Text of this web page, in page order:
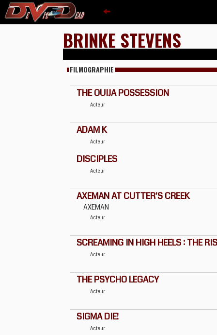
BRINKE STEVENS
FILMOGRAPHIE
THE OUIJA POSSESSION
Acteur
ADAM K
Acteur
DISCIPLES
Acteur
AXEMAN AT CUTTER'S CREEK
AXEMAN
Acteur
SCREAMING IN HIGH HEELS : THE
Acteur
THE PSYCHO LEGACY
Acteur
SIGMA DIE!
Acteur